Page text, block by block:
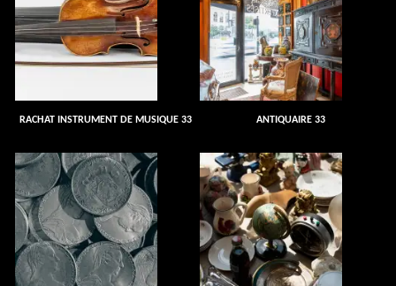
RACHAT INSTRUMENT DE MUSIQUE 33 ANTIQUAIRE 33